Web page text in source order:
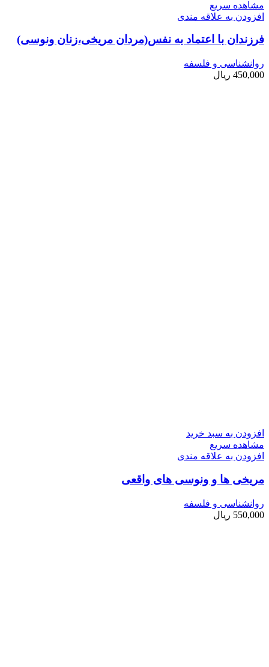
مشاهده سریع
افزودن به علاقه مندی
فرزندان با اعتماد به نفس(مردان مریخی،زنان ونوسی)
روانشناسی و فلسفه
450,000 ریال
افزودن به سبد خرید
مشاهده سریع
افزودن به علاقه مندی
مریخی ها و ونوسی های واقعی
روانشناسی و فلسفه
550,000 ریال